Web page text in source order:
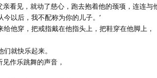
看见，就动了慈心，跑去抱着他的颈项，连连与
今以后，我不配称为你的儿子。’
给他穿，把戒指戴在他指头上，把鞋穿在他脚上，
就快乐起来。
作乐跳舞的声音，